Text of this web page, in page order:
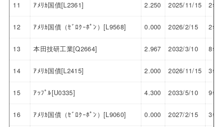
11 ｱﾒﾘｶ国債[L2361] 2.250 2025/11/15 2年
12 ｱﾒﾘｶ国債（ｾﾞﾛｸｰﾎﾟﾝ）[L9568] 0.000 2026/2/15 2年
13 本田技研工業[Q2664] 2.967 2032/3/10 8年
14 ｱﾒﾘｶ国債[L2415] 2.000 2026/11/15 3年
15 ｱｯﾌﾟﾙ[U0335] 4.300 2033/5/10 9年
16 ｱﾒﾘｶ国債（ｾﾞﾛｸｰﾎﾟﾝ）[L9060] 0.000 2027/2/15 3年